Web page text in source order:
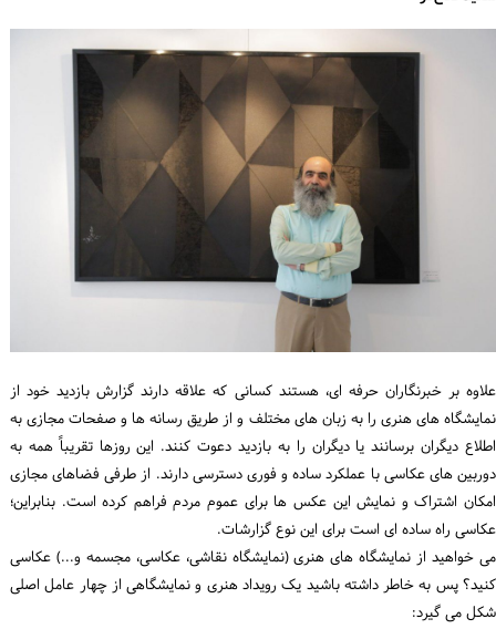
اخبار
مقالات
فعالیت‌های انجمن
تماس با ما
ورود / ثبت‌نام
خرید کتاب
علاوه بر خبرنگاران حرفه ای، هستند کسانی که علاقه دارند گزارش بازدید خود از
نمایشگاه های هنری را به زبان های مختلف و از طریق رسانه ها و صفحات مجازی به
اطلاع دیگران برسانند یا دیگران را به بازدید دعوت کنند. این روزها تقریباً همه به
دوربین های عکاسی با عملکرد ساده و فوری دسترسی دارند. از طرفی فضاهای مجازی
امکان اشتراک و نمایش این عکس ها برای عموم مردم فراهم کرده است. بنابراین؛
عکاسی راه ساده ای است برای این نوع گزارشات.
می خواهید از نمایشگاه های هنری (نمایشگاه نقاشی، عکاسی، مجسمه و...) عکاسی
کنید؟ پس به خاطر داشته باشید یک رویداد هنری و نمایشگاهی از چهار عامل اصلی
شکل می گیرد: